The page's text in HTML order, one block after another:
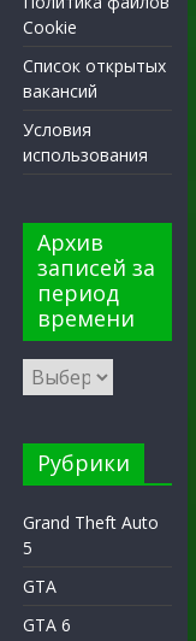
Cookie
Список открытых
вакансий
Условия
использования
Архив
записей за
период
времени
Рубрики
Grand Theft Auto
5
GTA
GTA 6